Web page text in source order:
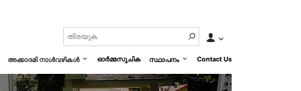
അക്കാദമി നാൾവഴികൾ ഓർമ്മസൂചിക സ്ഥാപനം Contact Us
മലയാളം English